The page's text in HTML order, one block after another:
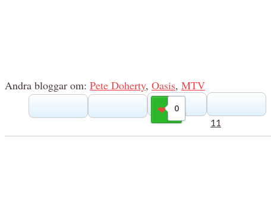
Andra bloggar om: Pete Doherty, Oasis, MTV
0
Gilla
11